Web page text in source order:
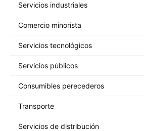
Servicios industriales
Comercio minorista
Servicios tecnológicos
Servicios públicos
Consumibles perecederos
Transporte
Servicios de distribución